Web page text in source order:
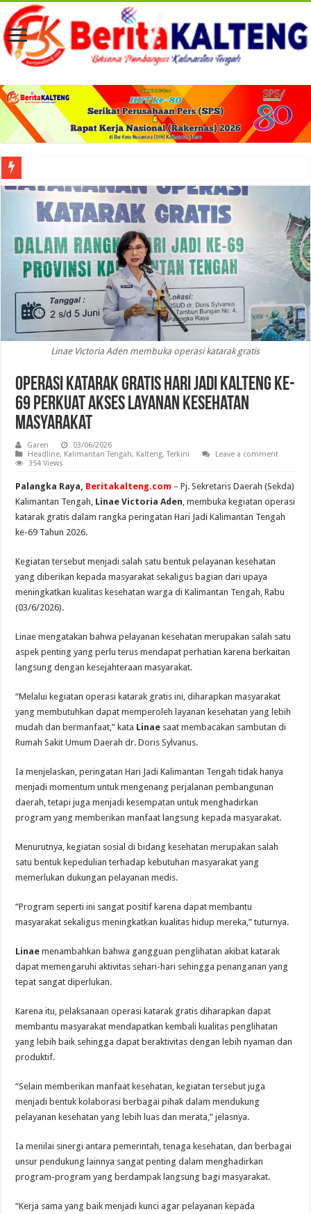
Viral! Selama Dua Bulan Lebih Siltap Serta Tunjangan Pemdes dan BPD di
Linae Victoria Aden membuka operasi katarak gratis
Operasi Katarak Gratis Hari Jadi Kalteng ke-
69 Perkuat Akses Layanan Kesehatan
Masyarakat
Garen
03/06/2026
Headline, Kalimantan Tengah, Kalteng,Terkini
Leave a comment
354 Views
Palangka Raya, Beritakalteng.com – Pj. Sekretaris Daerah (Sekda)
Kalimantan Tengah, Linae Victoria Aden , membuka kegiatan operasi
katarak gratis dalam rangka peringatan Hari Jadi Kalimantan Tengah
ke-69 Tahun 2026.
Kegiatan tersebut menjadi salah satu bentuk pelayanan kesehatan
yang diberikan kepada masyarakat sekaligus bagian dari upaya
meningkatkan kualitas kesehatan warga di Kalimantan Tengah, Rabu
(03/6/2026).
Linae mengatakan bahwa pelayanan kesehatan merupakan salah satu
aspek penting yang perlu terus mendapat perhatian karena berkaitan
langsung dengan kesejahteraan masyarakat.
“Melalui kegiatan operasi katarak gratis ini, diharapkan masyarakat
yang membutuhkan dapat memperoleh layanan kesehatan yang lebih
mudah dan bermanfaat,” kata Linae saat membacakan sambutan di
Rumah Sakit Umum Daerah dr. Doris Sylvanus.
Ia menjelaskan, peringatan Hari Jadi Kalimantan Tengah tidak hanya
menjadi momentum untuk mengenang perjalanan pembangunan
daerah, tetapi juga menjadi kesempatan untuk menghadirkan
program yang memberikan manfaat langsung kepada masyarakat.
Menurutnya, kegiatan sosial di bidang kesehatan merupakan salah
satu bentuk kepedulian terhadap kebutuhan masyarakat yang
memerlukan dukungan pelayanan medis.
“Program seperti ini sangat positif karena dapat membantu
masyarakat sekaligus meningkatkan kualitas hidup mereka,” tuturnya.
Linae menambahkan bahwa gangguan penglihatan akibat katarak
dapat memengaruhi aktivitas sehari-hari sehingga penanganan yang
tepat sangat diperlukan.
Karena itu, pelaksanaan operasi katarak gratis diharapkan dapat
membantu masyarakat mendapatkan kembali kualitas penglihatan
yang lebih baik sehingga dapat beraktivitas dengan lebih nyaman dan
produktif.
“Selain memberikan manfaat kesehatan, kegiatan tersebut juga
menjadi bentuk kolaborasi berbagai pihak dalam mendukung
pelayanan kesehatan yang lebih luas dan merata,” jelasnya.
Ia menilai sinergi antara pemerintah, tenaga kesehatan, dan berbagai
unsur pendukung lainnya sangat penting dalam menghadirkan
program-program yang berdampak langsung bagi masyarakat.
“Kerja sama yang baik menjadi kunci agar pelayanan kepada